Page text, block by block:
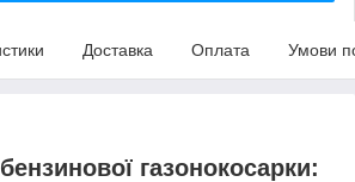
Доставка Оплата Умови
газонокосарки: